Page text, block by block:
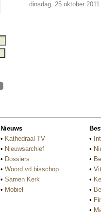
dinsdag, 25 oktober 2011
Nieuws
• Kathedraal TV
• Nieuwsarchief
• Dossiers
• Woord vd bisschop
• Samen Kerk
• Mobiel
•
•
•
•
•
•
•
•